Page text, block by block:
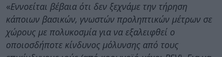
«Εννοείται βέβαια ότι δεν ξεχνάμε την τήρηση
κάποιων βασικών, γνωστών προληπτικών μέτρων σε
χώρους με πολυκοσμία για να εξαλειφθεί ο
οποιοσδήποτε κίνδυνος μόλυνσης από τους